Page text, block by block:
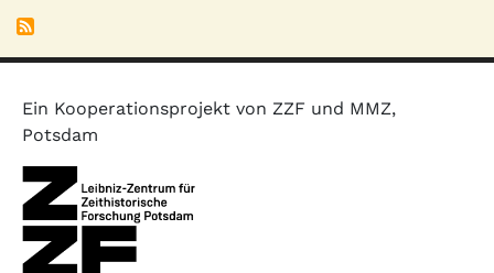
Ein Kooperationsprojekt von ZZF und MMZ,
Potsdam